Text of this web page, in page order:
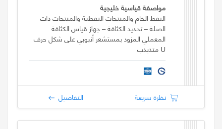
مواصفة قياسية خليجية
النفط الخام والمنتجات النفطية والمنتجات ذات
الصلة – تحديد الكثافة – جهاز قياس الكثافة
المعملي المزود بمستشعر أنبوبي على شكل حرف
U متذبذب
نظرة سريعة التفاصيل